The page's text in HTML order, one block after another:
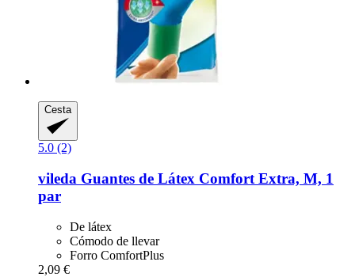
Cesta
5.0 (2)
vileda Guantes de Látex Comfort Extra, M, 1
par
De látex
Cómodo de llevar
Forro ComfortPlus
2,09 €